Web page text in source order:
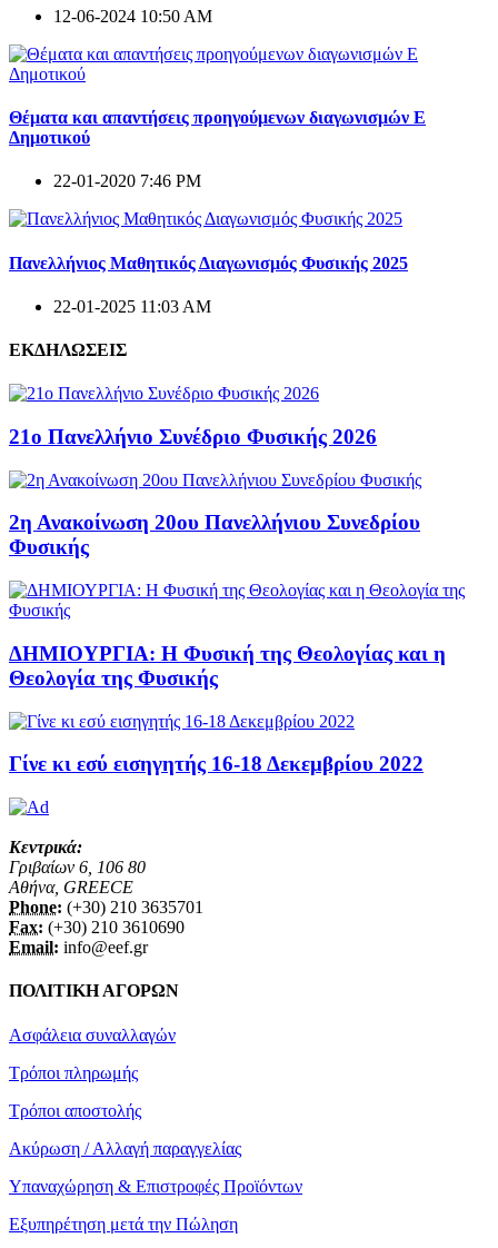
12-06-2024 10:50 AM
Θέματα και απαντήσεις προηγούμενων διαγωνισμών E
Δημοτικού
22-01-2020 7:46 PM
Πανελλήνιος Μαθητικός Διαγωνισμός Φυσικής 2025
22-01-2025 11:03 AM
ΕΚΔΗΛΩΣΕΙΣ
21ο Πανελλήνιο Συνέδριο Φυσικής 2026
2η Ανακοίνωση 20ου Πανελλήνιου Συνεδρίου
Φυσικής
ΔΗΜΙΟΥΡΓΙΑ: Η Φυσική της Θεολογίας και η
Θεολογία της Φυσικής
Γίνε κι εσύ εισηγητής 16-18 Δεκεμβρίου 2022
Κεντρικά:
Γριβαίων 6, 106 80
Αθήνα, GREECE
Phone: (+30) 210 3635701
Fax: (+30) 210 3610690
Email: info@eef.gr
ΠΟΛΙΤΙΚΗ ΑΓΟΡΩΝ
Ασφάλεια συναλλαγών
Τρόποι πληρωμής
Τρόποι αποστολής
Ακύρωση / Αλλαγή παραγγελίας
Υπαναχώρηση & Επιστροφές Προϊόντων
Εξυπηρέτηση μετά την Πώληση